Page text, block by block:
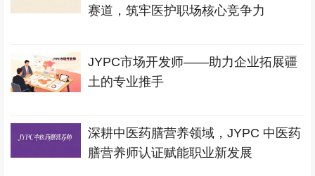
赛道，筑牢医护职场核心竞争力
JYPC市场开发师——助力企业拓展疆
土的专业推手
深耕中医药膳营养领域，JYPC 中医药
膳营养师认证赋能职业新发展